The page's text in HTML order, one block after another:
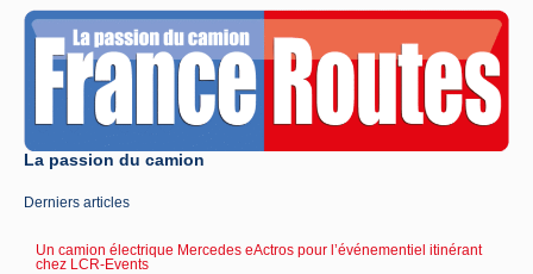
La passion du camion
Derniers articles
Un camion électrique Mercedes eActros pour l’événementiel itinérant
chez LCR-Events